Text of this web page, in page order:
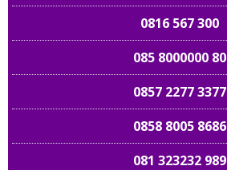
0816 567 300
085 8000000 80
0857 2277 3377
0858 8005 8686
081 323232 989